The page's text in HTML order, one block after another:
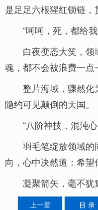
是足足六根猩红锁链，
“呵呵，死，都给
白夜变态大笑，领
魂，都不会被浪费一点
整片海域，骤然化
隐约可见颠倒的天国。
“八阶神技，混沌
羽毛笔绽放领域
向，心中决然道：希
凝聚箭矢，毫不犹
上一章 目 录